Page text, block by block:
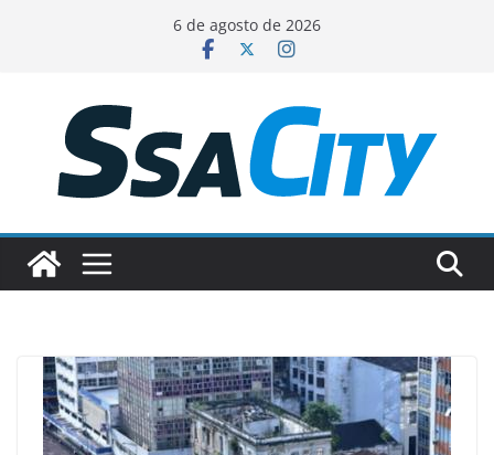
conteúdo
6 de agosto de 2026